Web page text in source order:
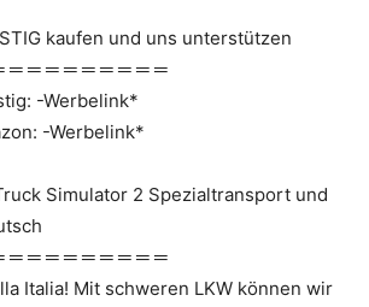
kaufen und uns unterstützen
═ ═ ═ ═ ═ ═ ═ ═ ═
-Werbelink*
-Werbelink*
Simulator 2 Spezialtransport und
═ ═ ═ ═ ═ ═ ═ ═ ═
Italia! Mit schweren LKW können wir